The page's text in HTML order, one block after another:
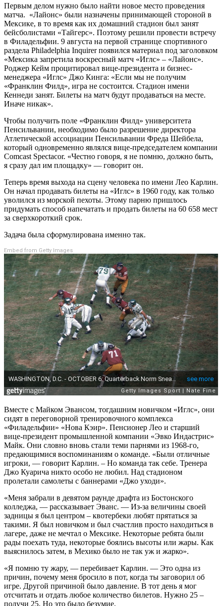
Первым делом нужно было найти новое место проведения
матча. «Лайонс» были назначены принимающей стороной в
Мексике, в то время как их домашний стадион был занят
бейсболистами «Тайгерс». Поэтому решили провести встречу
в Филадельфии. 9 августа на первой странице спортивного
раздела Philadelphia Inquirer появился материал под заголовком
«Мексика запретила воскресный матч «Иглс» – «Лайонс».
Роджер Кейм процитировал вице-президента и бизнес-
менеджера «Иглс» Джо Кинга: «Если мы не получим
«Франклин Филд», игра не состоится. Стадион имени
Кеннеди занят. Билеты на матч будут продаваться на месте.
Иначе никак».
Чтобы получить поле «Франклин Филд» университета
Пенсильвании, необходимо было разрешение директора
Атлетической ассоциации Пенсильвании Фреда Шейбела,
который одновременно являлся вице-председателем компании
Comcast Spectacor. «Честно говоря, я не помню, должно быть,
я сразу дал им площадку» — говорит он.
Теперь время выхода на сцену человека по имени Лео Карлин.
Он начал продавать билеты на «Иглс» в 1960 году, как только
уволился из морской пехоты. Этому парню пришлось
придумать способ напечатать и продать билеты на 60 658 мест
за сверхкороткий срок.
Задача была сформулирована именно так.
Embed from Getty Images
Вместе с Майком Эвансом, тогдашним новичком «Иглс», они
сидят в переговорной тренировочного комплекса
«Филадельфии» «Нова Кэир». Пенсионер Лео и старший
вице-президент промышленной компании «Эвко Индастрис»
Майк. Они словно вновь стали теми парнями из 1968-го,
предающимися воспоминаниям о команде. «Были отличные
игроки, — говорит Карлин. – Но команда так себе. Тренера
Джо Куарича никто особо не любил. Над стадионом
пролетали самолеты с баннерами «Джо уходи».
«Меня забрали в девятом раунде драфта из Бостонского
колледжа, — рассказывает Эванс. — Из-за величины своей
задницы я был центром – квотербеки любят прятаться за
такими. Я был новичком и был счастлив просто находиться в
лагере, даже не мечтал о Мексике. Некоторые ребята были
рады поехать туда, некоторые боялись высоты или жары. Как
выяснилось затем, в Мехико было не так уж и жарко».
«Я помню ту жару, — перебивает Карлин. — Это одна из
причин, почему меня бросило в пот, когда ты заговорил об
игре. Другой причиной было давление. В тот день я мог
отсчитать и отдать любое количество билетов. Нужно 25 –
получи 25. Но это было безумие.